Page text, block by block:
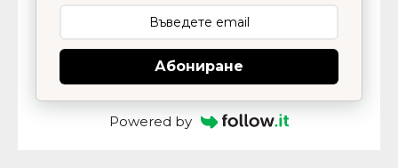
Абониране
Powered by